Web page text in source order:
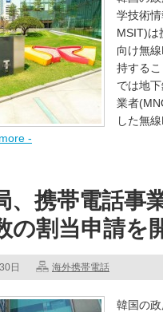
学技術
MSIT)は
向け無
持する
では地
業者
した無
-
、携帯電話事
の割当申請を
日 海外携帯電話
韓国の